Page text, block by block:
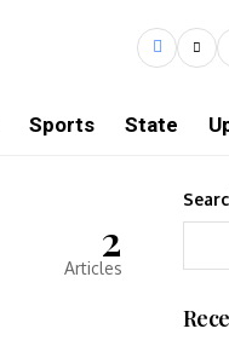
Sports State
2
Articles